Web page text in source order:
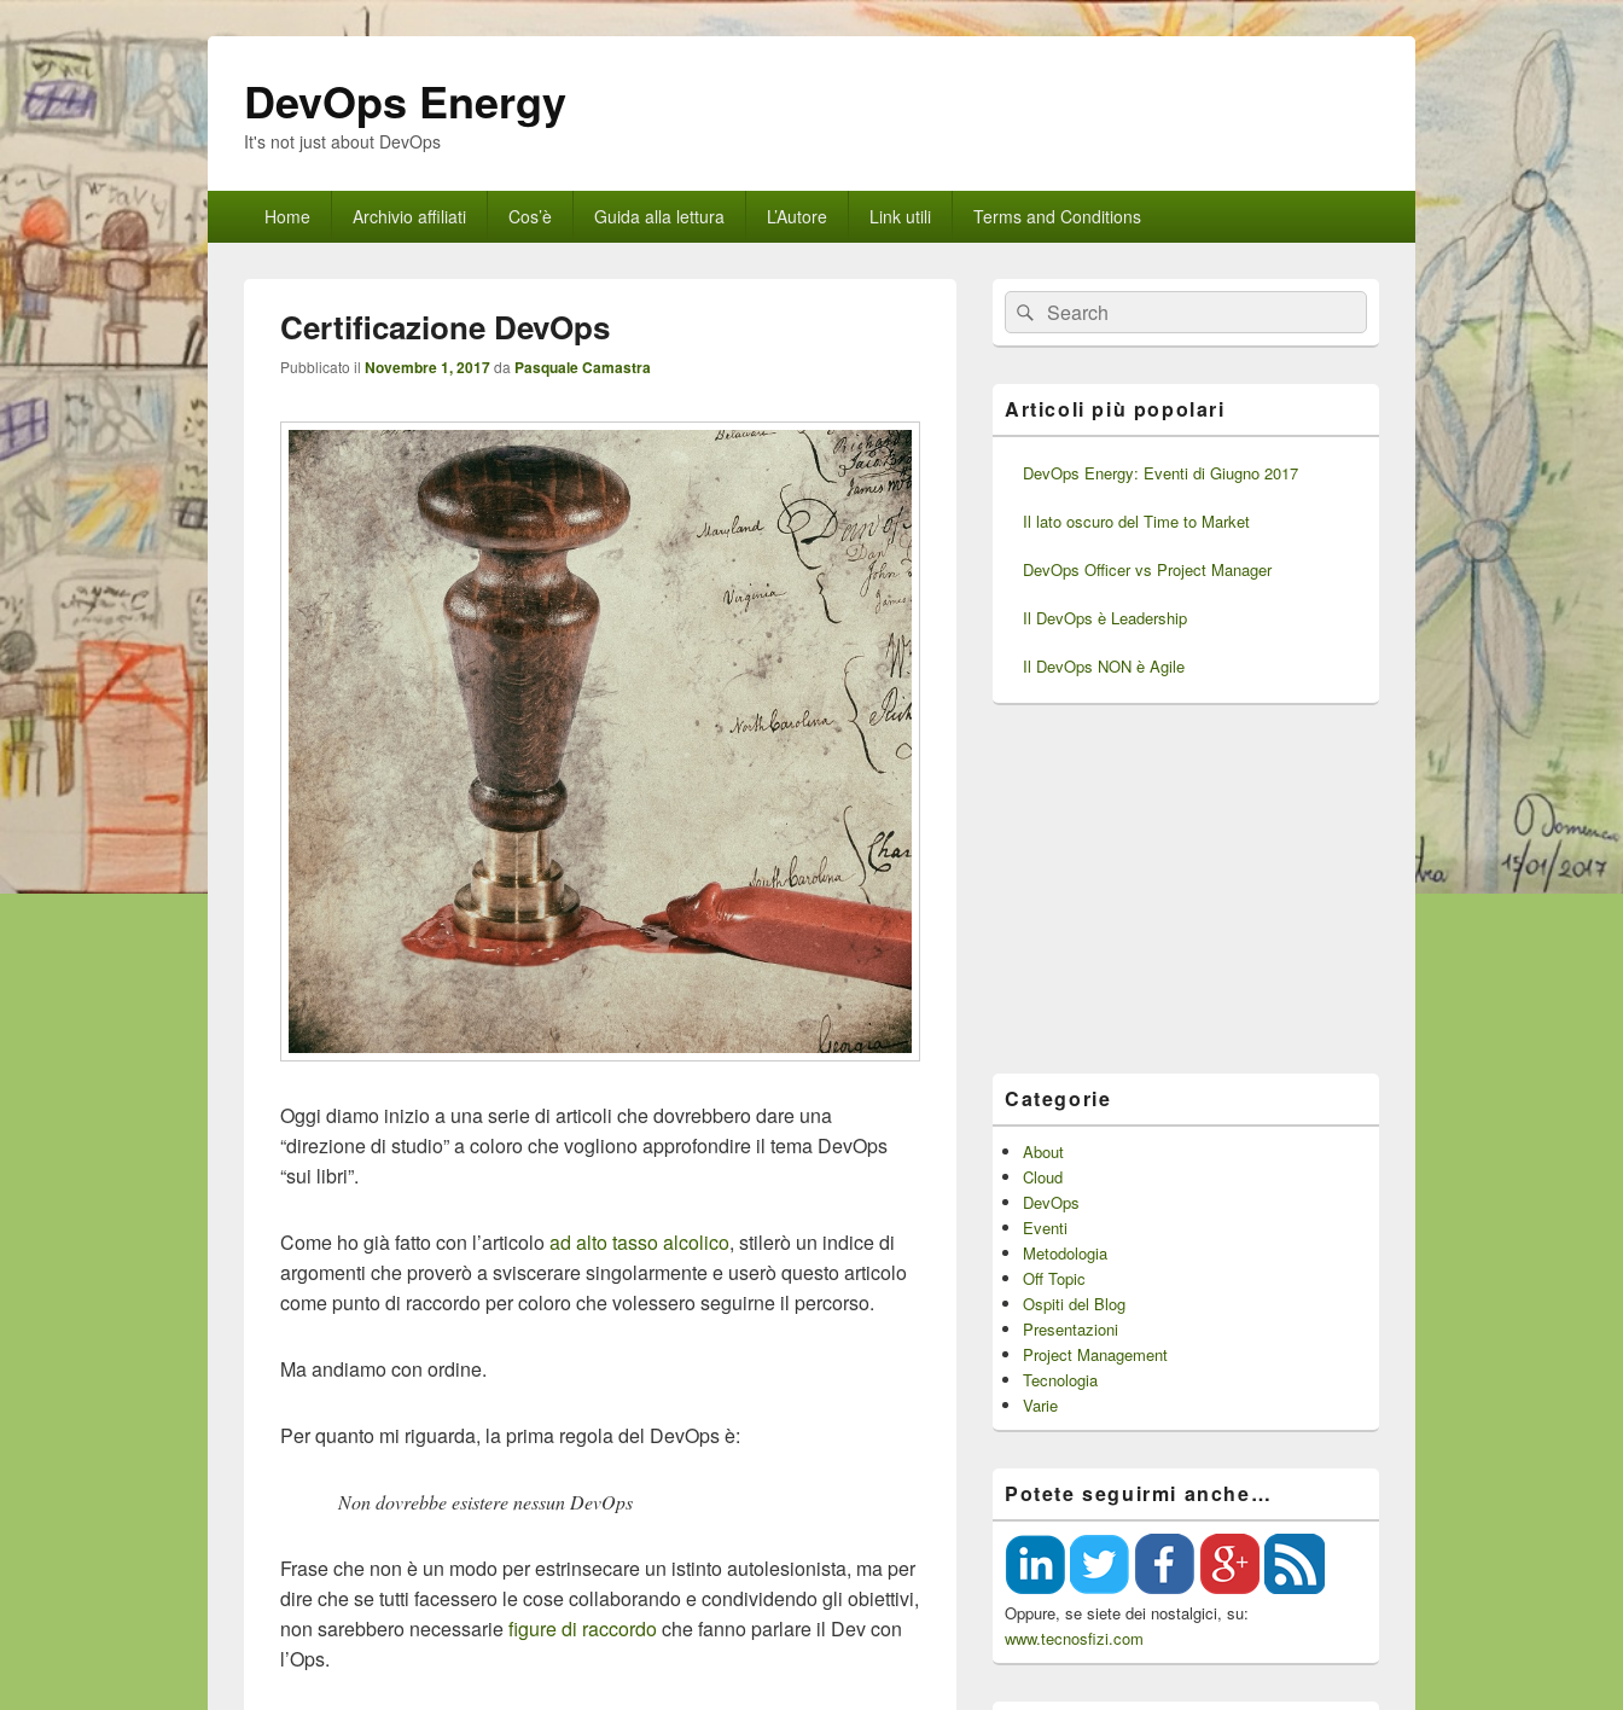
DevOps Energy
It's not just about DevOps
Menu
principaleHome Archivio affiliati Cos’è Guida alla lettura L’Autore Link utili Terms and Conditions
Certificazione DevOps
Pubblicato il Novembre 1, 2017da Pasquale Camastra
Oggi diamo inizio a una serie di articoli che dovrebbero dare una
“direzione di studio” a coloro che vogliono approfondire il tema DevOps
“sui libri”.
Come ho già fatto con l’articoload alto tasso alcolico, stilerò un indice di
argomenti che proverò a sviscerare singolarmente e userò questo articolo
come punto di raccordo per coloro che volessero seguirne il percorso.
Ma andiamo con ordine.
Per quanto mi riguarda, la prima regola del DevOps è:
Non dovrebbe esistere nessun DevOps
Frase che non è un modo per estrinsecare un istinto autolesionista, ma per
dire che se tutti facessero le cose collaborando e condividendo gli obiettivi,
non sarebbero necessariefigure di raccordoche fanno parlare il Dev con
l’Ops.
Area
widget
barra
laterale
Cerca:Cerca
Articoli più popolari
DevOps Energy: Eventi di Giugno 2017
Il lato oscuro del Time to Market
DevOps Officer vs Project Manager
Il DevOps è Leadership
Il DevOps NON è Agile
Categorie
About
Cloud
DevOps
Eventi
Metodologia
Off Topic
Ospiti del Blog
Presentazioni
Project Management
Tecnologia
Varie
Potete seguirmi anche…
Oppure, se siete dei nostalgici, su:
www.tecnosfizi.com